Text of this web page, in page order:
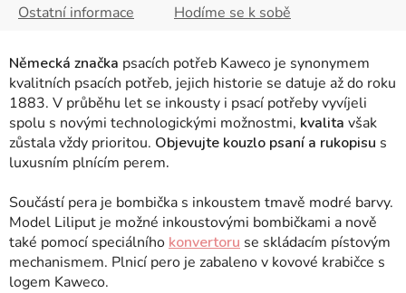
Ostatní informace
Hodíme se k sobě
Německá značka psacích potřeb Kaweco je synonymem
kvalitních psacích potřeb, jejich historie se datuje až do roku
1883. V průběhu let se inkousty i psací potřeby vyvíjeli
spolu s novými technologickými možnostmi, kvalita však
zůstala vždy prioritou. Objevujte kouzlo psaní a rukopisu s
luxusním plnícím perem.
Součástí pera je bombička s inkoustem tmavě modré barvy.
Model Liliput je možné inkoustovými bombičkami a nově
také pomocí speciálního konvertoru se skládacím pístovým
mechanismem. Plnicí pero je zabaleno v kovové krabičce s
logem Kaweco.